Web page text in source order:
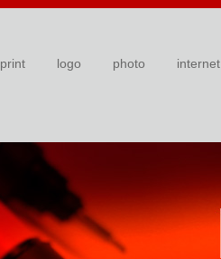
print logo photo internet